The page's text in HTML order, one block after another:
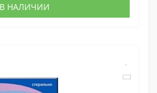
В НАЛИЧИИ